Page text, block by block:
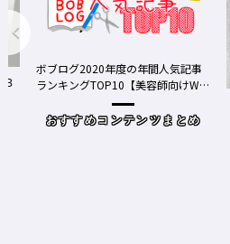
ボブログ2020年度の年間人気記事
ランキングTOP10【美容師向けWe
おすすめコンテンツまとめ